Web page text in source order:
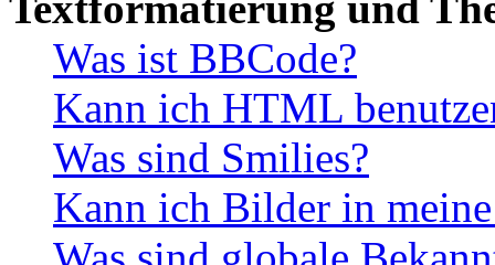
Was ist BBCode?
Kann ich HTML
Was sind Smilies?
Kann ich Bilder in